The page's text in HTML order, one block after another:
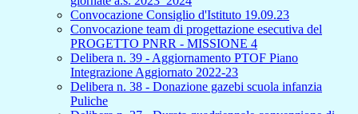
Convocazione Consiglio d'Istituto 19.09.23
Convocazione team di progettazione esecutiva del
PROGETTO PNRR - MISSIONE 4
Delibera n. 39 - Aggiornamento PTOF Piano
Integrazione Aggiornato 2022-23
Delibera n. 38 - Donazione gazebi scuola infanzia
Puliche